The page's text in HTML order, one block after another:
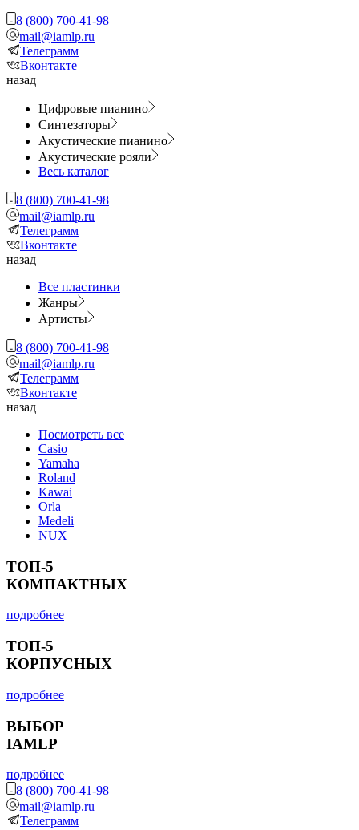
8 (800) 700-41-98
mail@iamlp.ru
Телеграмм
Вконтакте
назад
Цифровые пианино
Синтезаторы
Акустические пианино
Акустические рояли
Весь каталог
8 (800) 700-41-98
mail@iamlp.ru
Телеграмм
Вконтакте
назад
Все пластинки
Жанры
Артисты
8 (800) 700-41-98
mail@iamlp.ru
Телеграмм
Вконтакте
назад
Посмотреть все
Casio
Yamaha
Roland
Kawai
Orla
Medeli
NUX
ТОП-5
КОМПАКТНЫХ
подробнее
ТОП-5
КОРПУСНЫХ
подробнее
ВЫБОР
IAMLP
подробнее
8 (800) 700-41-98
mail@iamlp.ru
Телеграмм